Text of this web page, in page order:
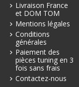
Livraison France
et DOM TOM
Mentions légales
Conditions
générales
Paiement des
pièces tuning en 3
fois sans frais
Contactez-nous